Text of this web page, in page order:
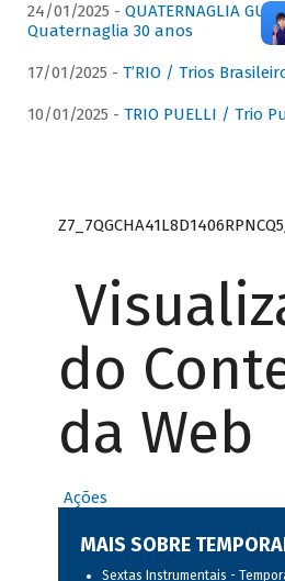
24/01/2025 - QUATERNAGLIA
Quaternaglia 30 anos
17/01/2025 - T’RIO / Trios
10/01/2025 - TRIO PUELLI / Trio
do
da Web
Ações
MAIS SOBRE
Sextas Instrumentais -